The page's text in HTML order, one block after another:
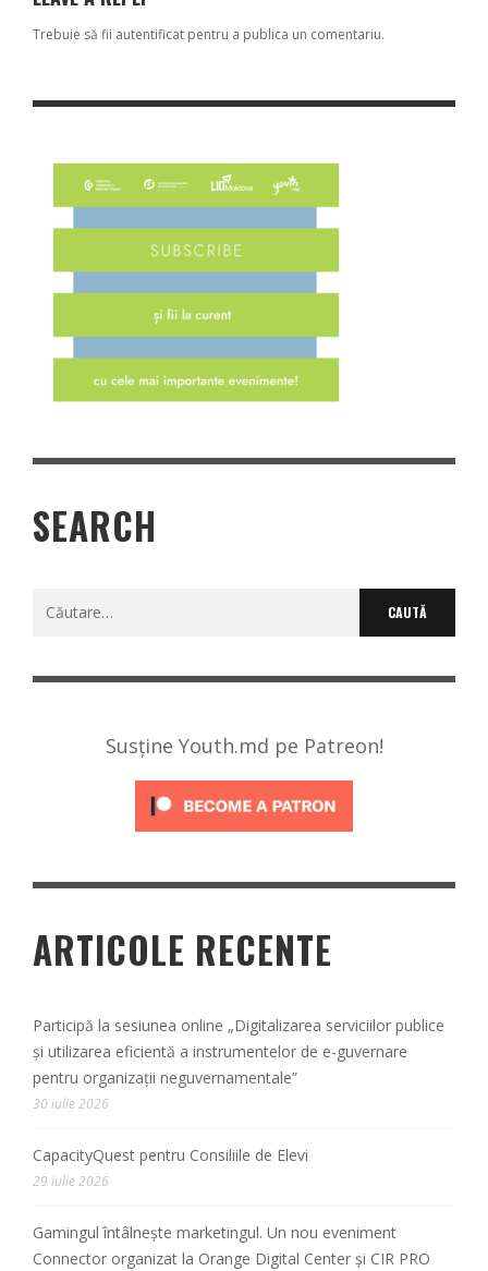
Trebuie să fii autentificat pentru a publica un comentariu.
SEARCH
Caută
Susține Youth.md pe Patreon!
ARTICOLE RECENTE
Participă la sesiunea online „Digitalizarea serviciilor publice
și utilizarea eficientă a instrumentelor de e-guvernare
pentru organizații neguvernamentale”
30 iulie 2026
CapacityQuest pentru Consiliile de Elevi
29 iulie 2026
Gamingul întâlnește marketingul. Un nou eveniment
Connector organizat la Orange Digital Center și CIR PRO